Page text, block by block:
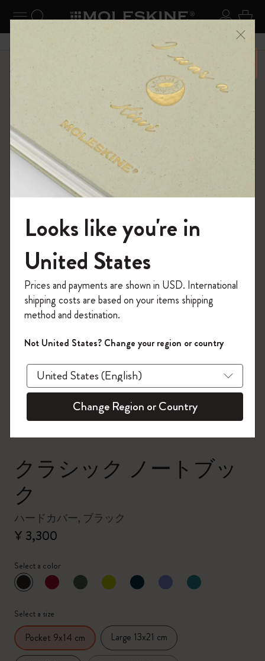
ナビゲーションの切替 ログ
検索 (キーワードなど) カ
6,500円以上のご購入で送料無料 メニ
ーを閉じる
ショップ The Original Notebook
クラシック ノートブッ
ク
ハードカバー, ブラック
¥ 3,300
Select a color
選択済
*選択したカラー
Select a size
Pocket 9x14 cm Large 13x21 cm
モレスキンの世界へようこそ
「WELCOME10」を入力すると、初回注
文が10%オフ＋送料無料になります。セ
ール・アウトレット品は適用外。
Moleskineアカウントを作成して限定オフ
ァーや会員特典、さらに多くのインスピ
レーションを手に入れましょう。
今すぐ会員登録 !
Looks like you're in
United States
Prices and payments are shown in USD. International
shipping costs are based on your items shipping
method and destination.
Not United States? Change your region or country
Change Region or Country